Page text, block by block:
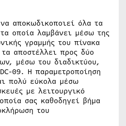
αποκωδικοποιεί όλα τα
οποία λαμβάνει μέσω της
γραμμής του πίνακα
αποστέλλει προς δύο
μέσω του διαδικτύου,
09. Η παραμετροποίηση
πολύ εύκολα μέσω
με λειτουργικό
σας καθοδηγεί βήμα
του